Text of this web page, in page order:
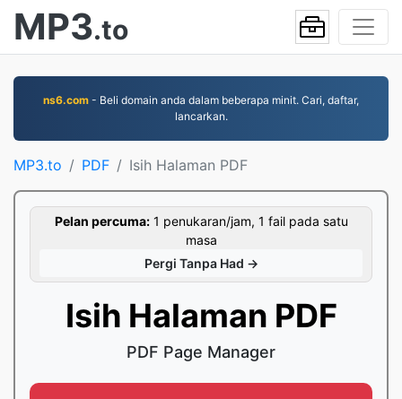
MP3.to
ns6.com - Beli domain anda dalam beberapa minit. Cari, daftar,
lancarkan.
MP3.to PDF Isih Halaman PDF
Pelan percuma:1 penukaran/jam, 1 fail pada satu
masa
Pergi Tanpa Had →
Isih Halaman PDF
PDF Page Manager